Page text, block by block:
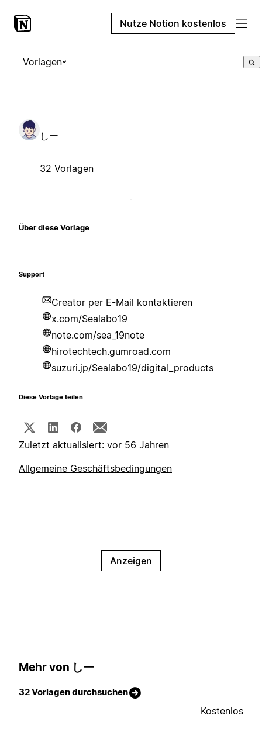
Nutze Notion kostenlos
Vorlagen
しー
32 Vorlagen
Über diese Vorlage
Support
Creator per E-Mail kontaktieren
x.com/Sealabo19
note.com/sea_19note
hirotechtech.gumroad.com
suzuri.jp/Sealabo19/digital_products
Diese Vorlage teilen
Zuletzt aktualisiert: vor 56 Jahren
Allgemeine Geschäftsbedingungen
Anzeigen
Mehr von しー
32 Vorlagen durchsuchen
Kostenlos